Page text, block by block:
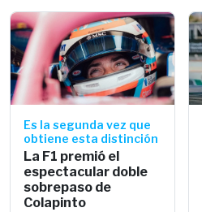
Es la segunda vez que
obtiene esta distinción
La F1 premió el
espectacular doble
sobrepaso de
Colapinto